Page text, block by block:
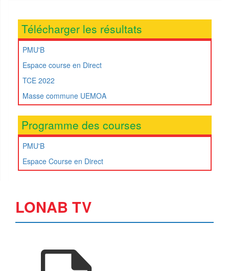
Télécharger les résultats
PMU'B
Espace course en Direct
TCE 2022
Masse commune UEMOA
Programme des courses
PMU'B
Espace Course en Direct
LONAB TV